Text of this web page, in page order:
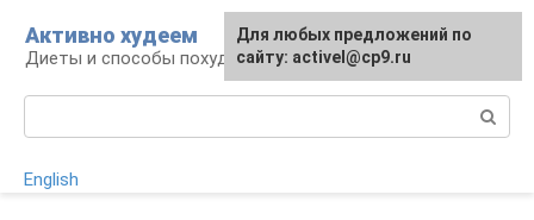
контенту
Активно худеем
Диеты и способы похудения
English
Для любых предложений по
сайту: activel@cp9.ru